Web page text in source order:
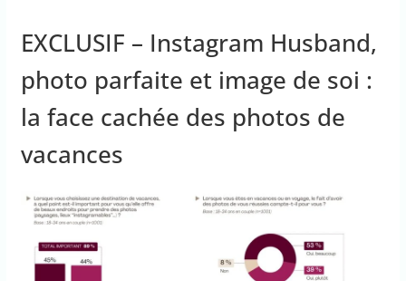
EXCLUSIF – Instagram Husband,
photo parfaite et image de soi :
la face cachée des photos de
vacances